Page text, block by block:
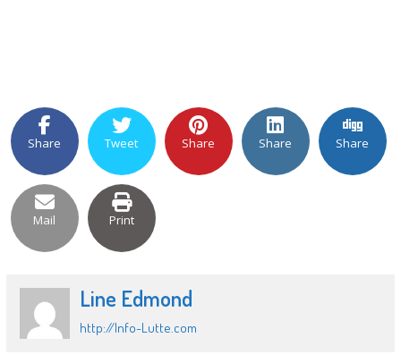
Share Tweet Share Share Share
Mail Print
Line Edmond
http://Info-Lutte.com